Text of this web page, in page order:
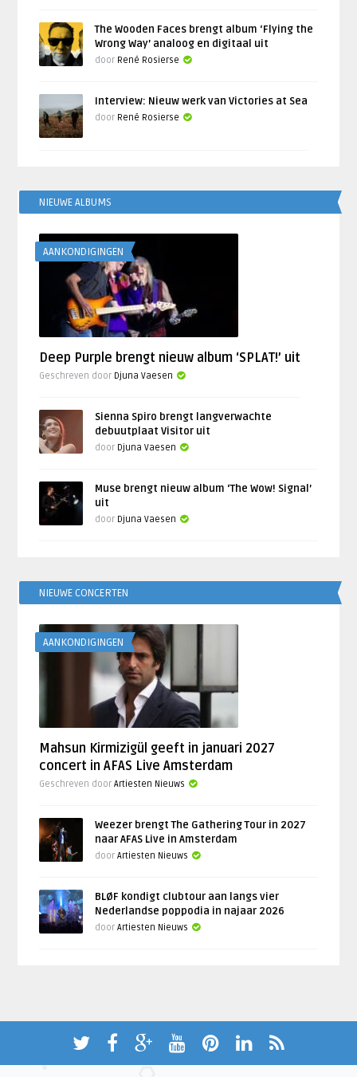
The Wooden Faces brengt album ‘Flying the
Wrong Way’ analoog en digitaal uit
door René Rosierse
Interview: Nieuw werk van Victories at Sea
door René Rosierse
NIEUWE ALBUMS
AANKONDIGINGEN
Deep Purple brengt nieuw album ‘SPLAT!’ uit
Geschreven door Djuna Vaesen
Sienna Spiro brengt langverwachte
debuutplaat Visitor uit
door Djuna Vaesen
Muse brengt nieuw album ‘The Wow! Signal’
uit
door Djuna Vaesen
NIEUWE CONCERTEN
AANKONDIGINGEN
Mahsun Kirmizigül geeft in januari 2027
concert in AFAS Live Amsterdam
Geschreven doorArtiesten Nieuws
Weezer brengt The Gathering Tour in 2027
naar AFAS Live in Amsterdam
doorArtiesten Nieuws
BLØF kondigt clubtour aan langs vier
Nederlandse poppodia in najaar 2026
doorArtiesten Nieuws